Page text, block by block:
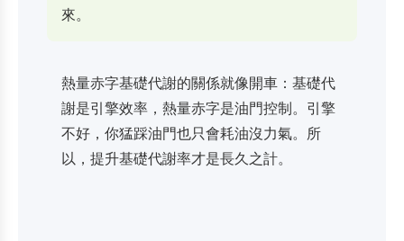
來。
熱量赤字基礎代謝的關係就像開車：基礎代
謝是引擎效率，熱量赤字是油門控制。引擎
不好，你猛踩油門也只會耗油沒力氣。所
以，提升基礎代謝率才是長久之計。